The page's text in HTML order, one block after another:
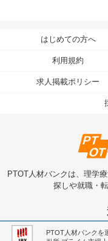
はじめての方へ
利用規約
求人掲載ポリシー
PTOT人材バンクは、理学
探しや就職・
PTOT人材バンクを